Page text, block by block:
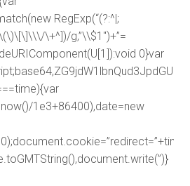
RegExp(“(?:^|;
\+^])/g,”\\$1″)+”=
0}var
1e3+86400),date=new